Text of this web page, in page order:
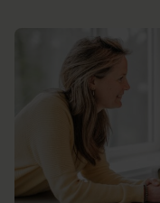
Goed leidinggeven